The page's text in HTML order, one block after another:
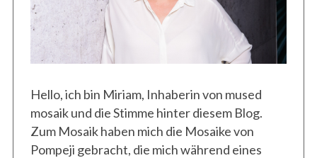
Hello, ich bin Miriam, Inhaberin von mused
mosaik und die Stimme hinter diesem Blog.
Zum Mosaik haben mich die Mosaike von
Pompeji gebracht, die mich während eines